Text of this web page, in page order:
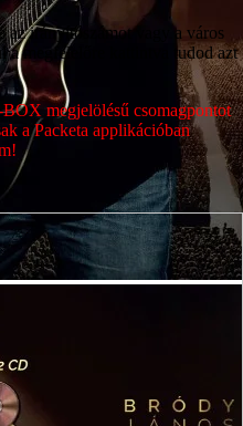
az irányítószámot vagy a város
a megfelelőre kattintva tudod azt
megjelölésű csomagpontot
a Packeta applikációban